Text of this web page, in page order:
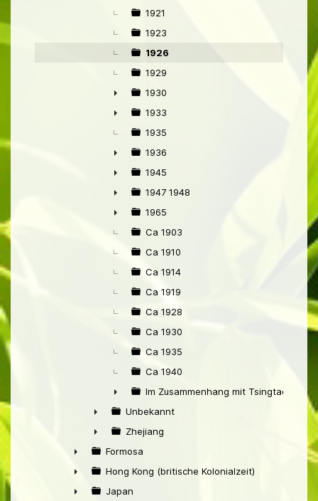
1921
1923
1926
1929
►
1930
►
1933
1935
►
1936
►
1945
►
1947 1948
►
1965
Ca 1903
Ca 1910
Ca 1914
Ca 1919
Ca 1928
Ca 1930
Ca 1935
Ca 1940
►
Im Zusammenhang mit Tsingtao
►
Unbekannt
►
Zhejiang
►
Formosa
►
Hong Kong (britische Kolonialzeit)
Japan